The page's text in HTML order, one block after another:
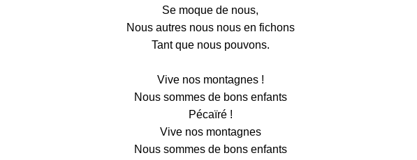
Se moque de nous,
Nous autres nous nous en fichons
Tant que nous pouvons.
Vive nos montagnes !
Nous sommes de bons enfants
Pécaïré !
Vive nos montagnes
Nous sommes de bons enfants